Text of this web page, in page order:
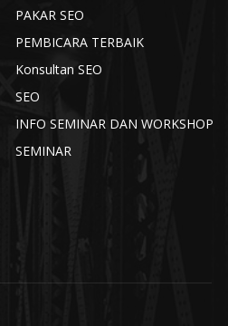
PAKAR SEO
PEMBICARA TERBAIK
Konsultan SEO
SEO
INFO SEMINAR DAN WORKSHOP
SEMINAR